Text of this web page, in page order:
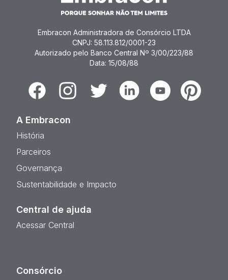
Embracon Administradora de Consórcio LTDA
CNPJ: 58.113.812/0001-23
Autorizado pelo Banco Central Nº 3/00/223/88
Data: 15/08/88
FacebookInstagramTwitter LinkedinYoutubePinterest
A Embracon
História
Parceiros
Governança
Sustentabilidade e Impacto
Central de ajuda
Acessar Central
Consórcio